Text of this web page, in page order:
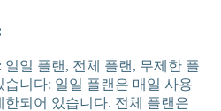
일 플랜, 전체 플랜, 무제한 플
니다: 일일 플랜은 매일 사용
되어 있습니다. 전체 플랜은